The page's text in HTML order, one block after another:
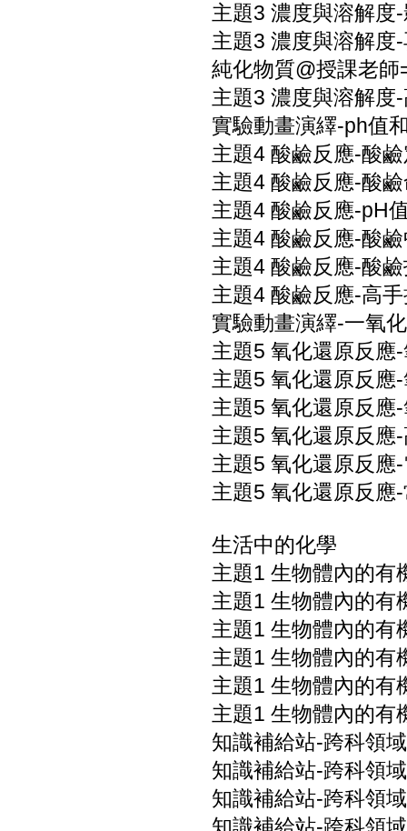
主題3 濃度與溶解度
主題3 濃度與溶解度
純化物質@授課老師
主題3 濃度與溶解度
實驗動畫演繹-ph值
主題4 酸鹼反應-酸
主題4 酸鹼反應-酸
主題4 酸鹼反應-pH
主題4 酸鹼反應-酸
主題4 酸鹼反應-酸
主題4 酸鹼反應-高
實驗動畫演繹-一氧
主題5 氧化還原反應
主題5 氧化還原反應
主題5 氧化還原反應
主題5 氧化還原反應
主題5 氧化還原反應
主題5 氧化還原反應
生活中的化學
主題1 生物體內的有
主題1 生物體內的有
主題1 生物體內的有
主題1 生物體內的有
主題1 生物體內的有
主題1 生物體內的有
知識補給站-跨科領
知識補給站-跨科領
知識補給站-跨科領